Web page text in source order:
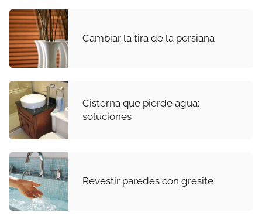
Cambiar la tira de la persiana
Cisterna que pierde agua:
soluciones
Revestir paredes con gresite